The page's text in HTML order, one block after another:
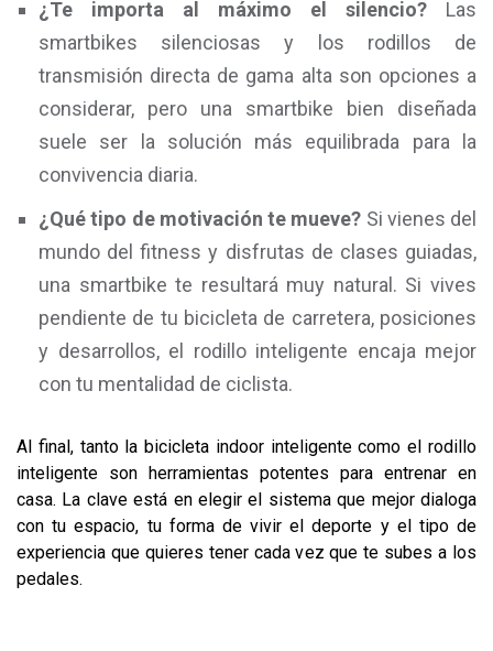
¿Te importa al máximo el silencio? Las
smartbikes silenciosas y los rodillos de
transmisión directa de gama alta son opciones a
considerar, pero una smartbike bien diseñada
suele ser la solución más equilibrada para la
convivencia diaria.
¿Qué tipo de motivación te mueve? Si vienes del
mundo del fitness y disfrutas de clases guiadas,
una smartbike te resultará muy natural. Si vives
pendiente de tu bicicleta de carretera, posiciones
y desarrollos, el rodillo inteligente encaja mejor
con tu mentalidad de ciclista.
Al final, tanto la bicicleta indoor inteligente como el rodillo
inteligente son herramientas potentes para entrenar en
casa. La clave está en elegir el sistema que mejor dialoga
con tu espacio, tu forma de vivir el deporte y el tipo de
experiencia que quieres tener cada vez que te subes a los
pedales.